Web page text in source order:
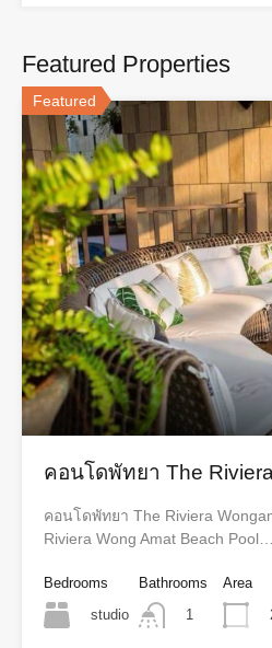
Featured Properties
Featured
คอนโดพัทยา The
คอนโดพัทยา The Riviera
Riviera Wong Amat Beach Pool…
Bedrooms
studio
Bathrooms
1
Area